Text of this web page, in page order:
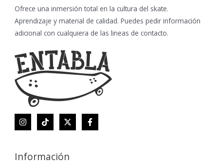
Ofrece una inmersión total en la cultura del skate.
Aprendizaje y material de calidad. Puedes pedir información
adicional con cualquiera de las lineas de contacto.
Información